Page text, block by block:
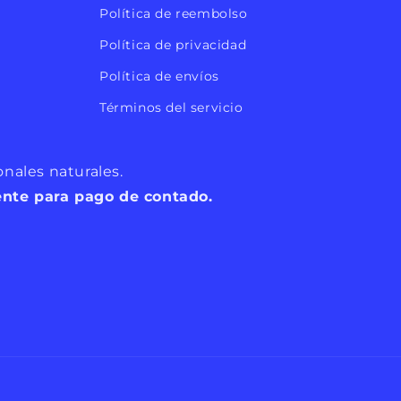
Política de reembolso
Política de privacidad
Política de envíos
Términos del servicio
naturales.
para pago de contado.